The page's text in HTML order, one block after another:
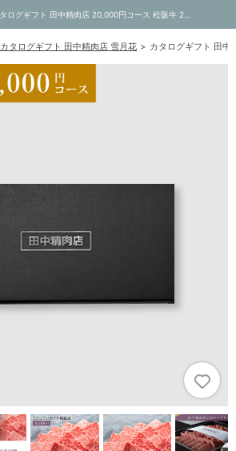
カタログギフト 田中精肉店 雪月花 カタログギフト 田